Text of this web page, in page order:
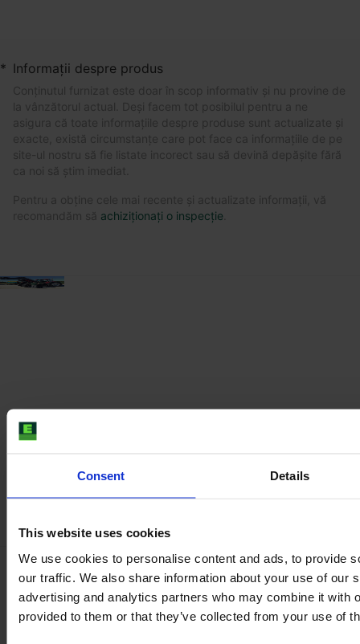
Consent Details
This website uses cookies
We use cookies to personalise content and ads, to provide
our traffic. We also share information about your use of our
advertising and analytics partners who may combine it with
provided to them or that they’ve collected from your use of
* Informații despre produs
Conținutul furnizat este doar în scop informativ și nu provine de
la vânzătorul actual. Deși facem tot posibilul pentru a ne
asigura că toate informațiile despre produse sunt actualizate și
exacte, există circumstanțe care pot face ca informațiile de pe
site-ul nostru să fie listate incorect sau să devină depășite fără
ca noi să știm imediat.
Pentru a obține cele mai recente și actualizate informații, vă
recomandăm să achiziționați o inspecție
Mergeţi la sigur 100% cu inspecţia
noastră